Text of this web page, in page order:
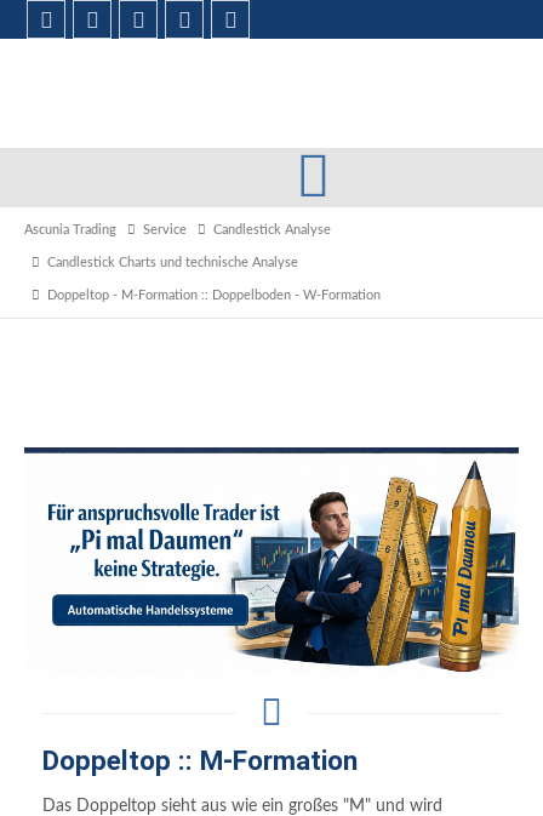
Ascunia Trading Service Candlestick Analyse
Candlestick Charts und technische Analyse
Doppeltop - M-Formation :: Doppelboden - W-Formation
Doppeltop :: M-Formation
Das Doppeltop sieht aus wie ein großes "M" und wird